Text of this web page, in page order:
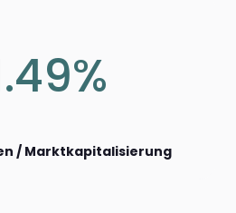
/ Marktkapitalisierung